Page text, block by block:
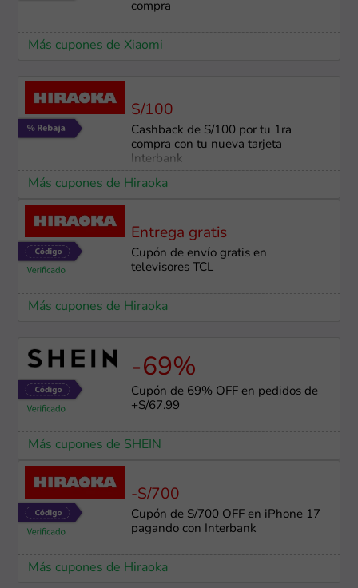
compra
Más cupones de Xiaomi
S/100
Cashback de S/100 por tu 1ra
compra con tu nueva tarjeta
Interbank
Más cupones de Hiraoka
Entrega gratis
Cupón de envío gratis en
televisores TCL
Más cupones de Hiraoka
-69%
Cupón de 69% OFF en pedidos de
+S/67.99
Más cupones de SHEIN
-S/700
Cupón de S/700 OFF en iPhone 17
pagando con Interbank
Más cupones de Hiraoka